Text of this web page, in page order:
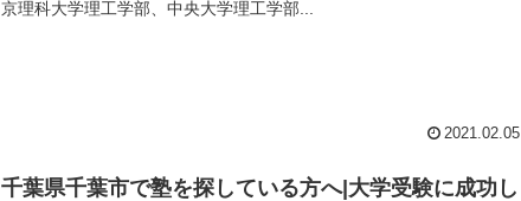
京理科大学理工学部、中央大学理工学部...
2021.02.05
千葉県千葉市で塾を探している方へ|大学受験に成功し